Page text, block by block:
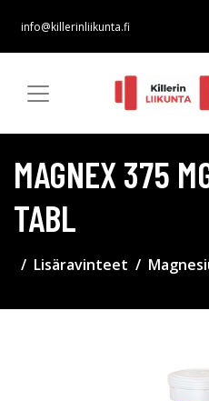
info@killerinliikunta.fi
MAGNEX 375
TABL
Lisäravinteet